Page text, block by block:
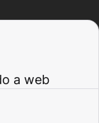
a web